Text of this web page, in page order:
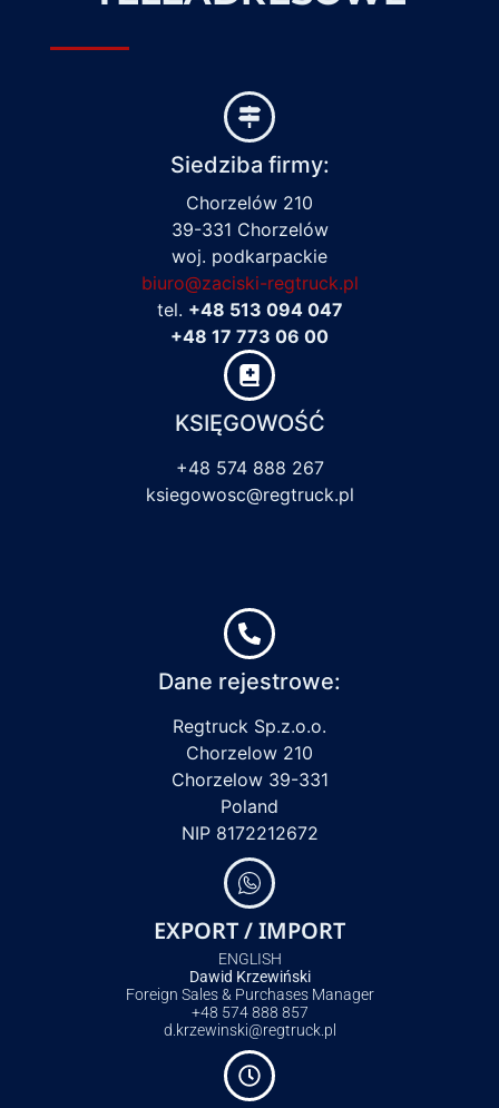
Siedziba firmy:
Chorzelów 210
39-331 Chorzelów
woj. podkarpackie
biuro@zaciski-regtruck.pl
tel. +48 513 094 047
+48 17 773 06 00
KSIĘGOWOŚĆ
+48 574 888 267
ksiegowosc@regtruck.pl
Dane rejestrowe:
Regtruck Sp.z.o.o.
Chorzelow 210
Chorzelow 39-331
Poland
NIP 8172212672
EXPORT / IMPORT
ENGLISH
Dawid Krzewiński
Foreign Sales & Purchases Manager
+48 574 888 857
d.krzewinski@regtruck.pl